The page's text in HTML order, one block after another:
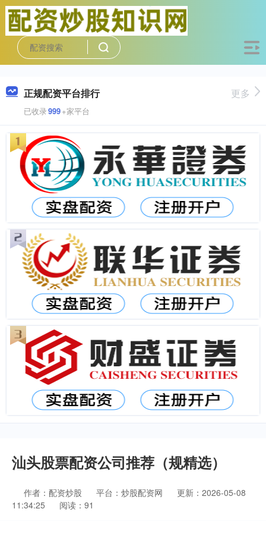
正规配资平台排行
已收录999+家平台
更多
汕头股票配资公司推荐（规精选）
作者：配资炒股 平台：炒股配资网
更新：2026-05-08
11:34:25
阅读：91